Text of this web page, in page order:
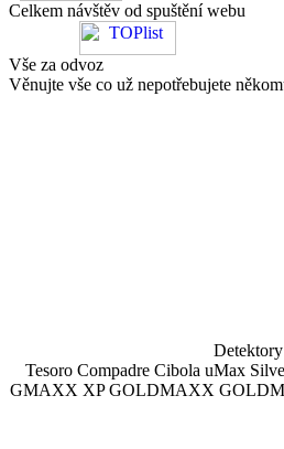
Celkem návštěv od spuštění webu
Vše za odvoz
Věnujte vše co už nepotřebujete
Tesoro Compadre Cibola uMax
GMAXX XP GOLDMAXX